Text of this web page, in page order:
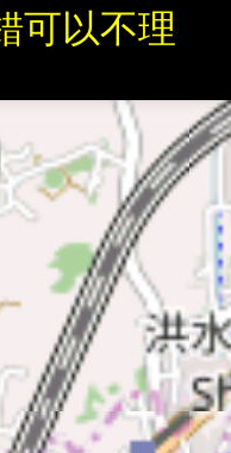
可以不理